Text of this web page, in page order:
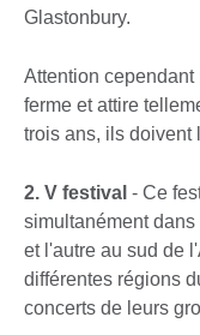
Glastonbury.
Attention
ferme et attire
trois ans, ils doivent
2. V festival - Ce
simultanément
et l'autre au sud de
différentes régions
concerts de leurs